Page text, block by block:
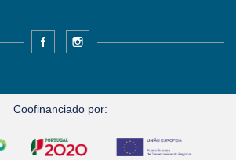
Facebook
Coofinanciado por: